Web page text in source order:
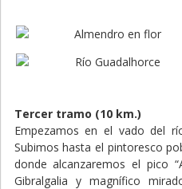
Tercer tramo (10 km.)
Empezamos en el vado del
Subimos hasta el pintoresco
donde alcanzaremos el pico
Gibralgalia y magnífico